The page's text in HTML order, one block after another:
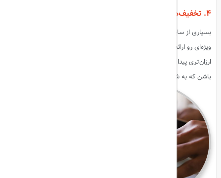
۴. تخفیف‌ها و پیشنهادات ویژه
بسیاری از سایت‌های رزرو آنلاین تورهای مسافرتی، تخفیف‌ها و پیشنهادات
ویژه‌ای رو ارائه می‌دن. شما می‌تونید از این تخفیف‌ها استفاده کنید و تورهای
ارزان‌تری پیدا کنید. همچنین، برخی سایت‌ها ممکنه برنامه‌های وفاداری داشته
باشن که به شما امکان می‌ده با هر رزرو، امتیازات جمع‌آوری کنید.